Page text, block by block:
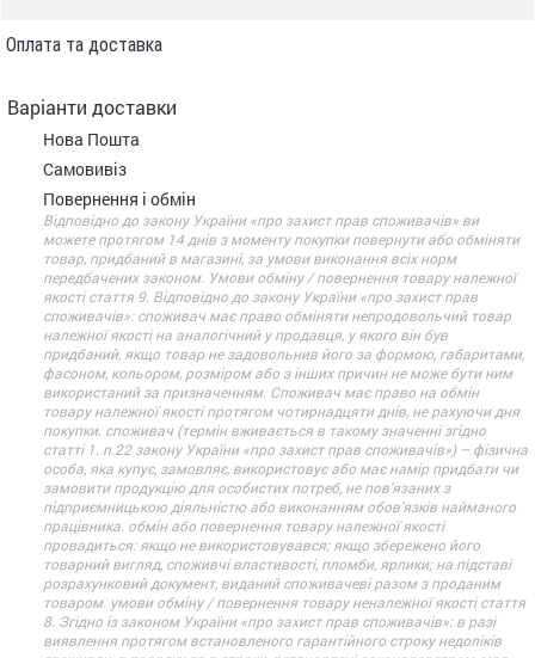
Оплата та доставка
Варіанти доставки
Нова Пошта
Самовивіз
Повернення і обмін
Відповідно до закону України «про захист прав споживачів» ви
можете протягом 14 днів з моменту покупки повернути або обміняти
товар, придбаний в магазині, за умови виконання всіх норм
передбачених законом. Умови обміну / повернення товару належної
якості стаття 9. Відповідно до закону України «про захист прав
споживачів»: споживач має право обміняти непродовольчий товар
належної якості на аналогічний у продавця, у якого він був
придбаний, якщо товар не задовольнив його за формою, габаритами,
фасоном, кольором, розміром або з інших причин не може бути ним
використаний за призначенням. Споживач має право на обмін
товару належної якості протягом чотирнадцяти днів, не рахуючи дня
покупки. споживач (термін вживається в такому значенні згідно
статті 1. п.22 закону України «про захист прав споживачів») – фізична
особа, яка купує, замовляє, використовує або має намір придбати чи
замовити продукцію для особистих потреб, не пов’язаних з
підприємницькою діяльністю або виконанням обов’язків найманого
працівника. обмін або повернення товару належної якості
провадиться: якщо не використовувався; якщо збережено його
товарний вигляд, споживчі властивості, пломби, ярлики; на підставі
розрахунковий документ, виданий споживачеві разом з проданим
товаром. умови обміну / повернення товару неналежної якості стаття
8. Згідно із законом України «про захист прав споживачів»: в разі
виявлення протягом встановленого гарантійного строку недоліків